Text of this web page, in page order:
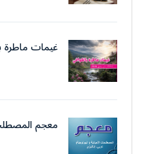
غيمات ماطرة
معجم